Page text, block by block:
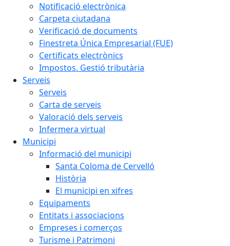
Notificació electrònica
Carpeta ciutadana
Verificació de documents
Finestreta Única Empresarial (FUE)
Certificats electrònics
Impostos. Gestió tributària
Serveis
Serveis
Carta de serveis
Valoració dels serveis
Infermera virtual
Municipi
Informació del municipi
Santa Coloma de Cervelló
Història
El municipi en xifres
Equipaments
Entitats i associacions
Empreses i comerços
Turisme i Patrimoni